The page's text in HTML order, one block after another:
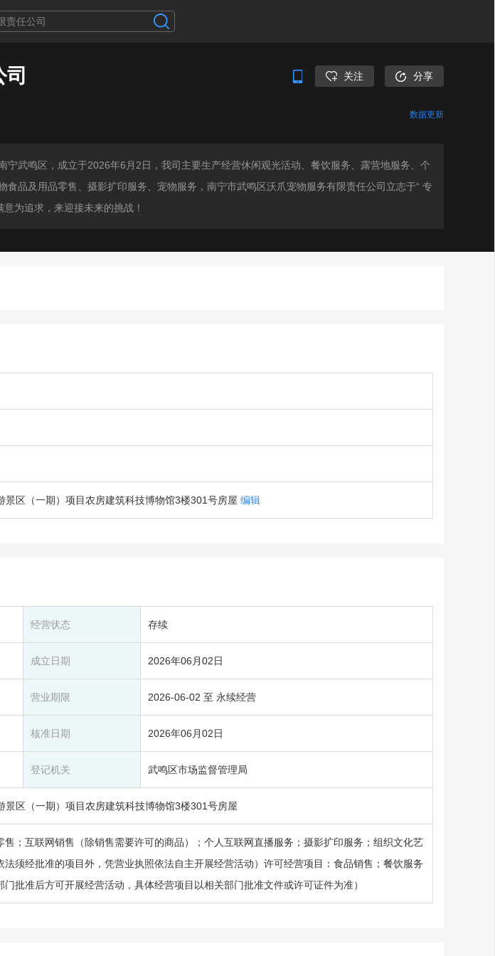
关注 分享
数据更新
武鸣区，成立于2026年6月2日，我司主要生产经营休闲观光活动、餐饮服务、露营地服务、个
品及用品零售、摄影扩印服务、宠物服务，南宁市武鸣区沃爪宠物服务有限责任公司立志于“ 专
为追求，来迎接未来的挑战！
区（一期）项目农房建筑科技博物馆3楼301号房屋 编辑
经营状态 存续
成立日期 2026年06月02日
营业期限 2026-06-02 至 永续经营
核准日期 2026年06月02日
登记机关 武鸣区市场监督管理局
区（一期）项目农房建筑科技博物馆3楼301号房屋
；互联网销售（除销售需要许可的商品）；个人互联网直播服务；摄影扩印服务；组织文化艺
须经批准的项目外，凭营业执照依法自主开展经营活动）许可经营项目：食品销售；餐饮服务
批准后方可开展经营活动，具体经营项目以相关部门批准文件或许可证件为准）